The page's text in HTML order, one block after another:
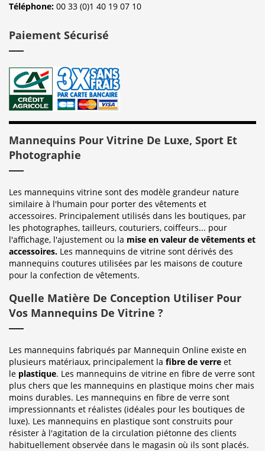
Téléphone: 00 33 (0)1 40 19 07 10
Paiement Sécurisé
Mannequins Pour Vitrine De Luxe, Sport Et
Photographie
Les mannequins vitrine sont des modèle grandeur nature
similaire à l'humain pour porter des vêtements et
accessoires. Principalement utilisés dans les boutiques, par
les photographes, tailleurs, couturiers, coiffeurs... pour
l'affichage, l'ajustement ou la mise en valeur de vêtements et
accessoires. Les mannequins de vitrine sont dérivés des
mannequins coutures utilisées par les maisons de couture
pour la confection de vêtements.
Quelle Matière De Conception Utiliser Pour
Vos Mannequins De Vitrine ?
Les mannequins fabriqués par Mannequin Online existe en
plusieurs matériaux, principalement la fibre de verre et
le plastique. Les mannequins de vitrine en fibre de verre sont
plus chers que les mannequins en plastique moins cher mais
moins durables. Les mannequins en fibre de verre sont
impressionnants et réalistes (idéales pour les boutiques de
luxe). Les mannequins en plastique sont construits pour
résister à l'agitation de la circulation piétonne des clients
habituellement observée dans le magasin où ils sont placés.